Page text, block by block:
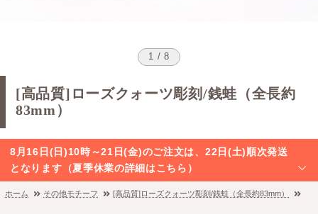
1 / 8
[高品質]ローズクォーツ彫刻/銭蛙（全長約
83mm）
8月16日(日)10時～21日(金)のご注文は、22日(土)順次発送
となります（夏季休業の詳細はこちら）
ホーム その他モチーフ [高品質]ローズクォーツ彫刻/銭蛙（全長約83mm）